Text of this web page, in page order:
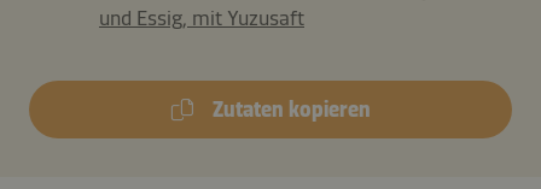
und Essig, mit Yuzusaft
Zutaten kopieren